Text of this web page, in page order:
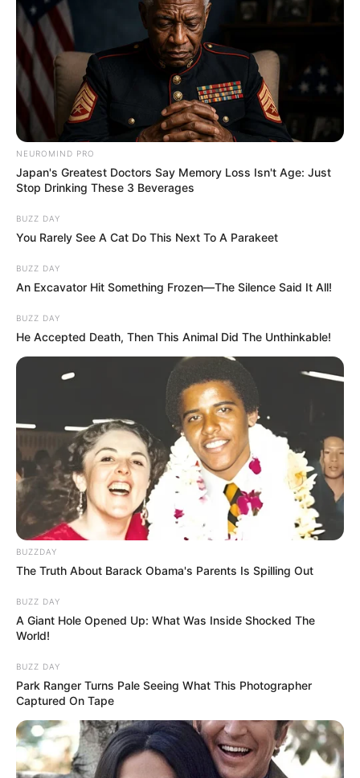
NEUROMIND PRO
Japan's Greatest Doctors Say Memory Loss Isn't Age: Just
Stop Drinking These 3 Beverages
BUZZ DAY
You Rarely See A Cat Do This Next To A Parakeet
BUZZ DAY
An Excavator Hit Something Frozen—The Silence Said It All!
BUZZ DAY
He Accepted Death, Then This Animal Did The Unthinkable!
BUZZDAY
The Truth About Barack Obama's Parents Is Spilling Out
BUZZ DAY
A Giant Hole Opened Up: What Was Inside Shocked The
World!
BUZZ DAY
Park Ranger Turns Pale Seeing What This Photographer
Captured On Tape